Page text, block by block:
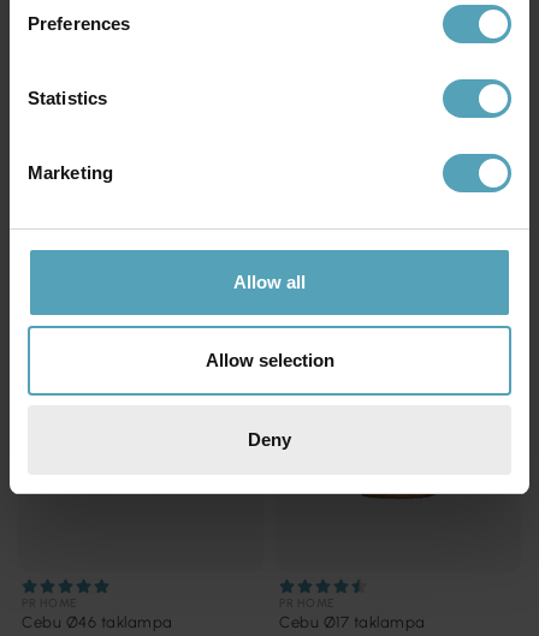
Preferences
Statistics
Marketing
Allow all
Allow selection
Deny
PR HOME
Classic Ø35 taklampa
Cebu Ø46 taklampa Cebu Ø17 taklampa